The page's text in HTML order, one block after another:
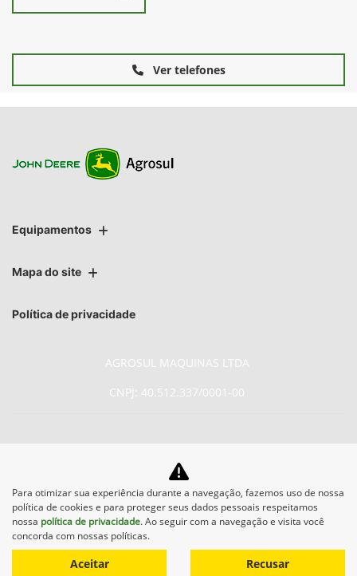
Ver telefones
Equipamentos
Mapa do site
Política de privacidade
AGROSUL MAQUINAS LTDA
CNPJ: 40.512.337/0001-00
No trânsito, enxergar o outro
salva vidas.
Desenvolvido pela DEALERSPACE ® Direitos Reservados.
Para otimizar sua experiência durante a navegação, fazemos uso de nossa
política de cookies e para proteger seus dados pessoais respeitamos
nossa política de privacidade. Ao seguir com a navegação e visita você
concorda com nossas políticas.
Aceitar Recusar